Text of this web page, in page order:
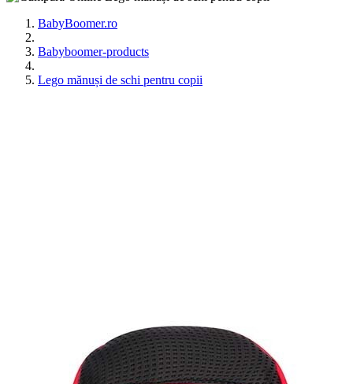
BabyBoomer.ro
Babyboomer-products
Lego mănuși de schi pentru copii